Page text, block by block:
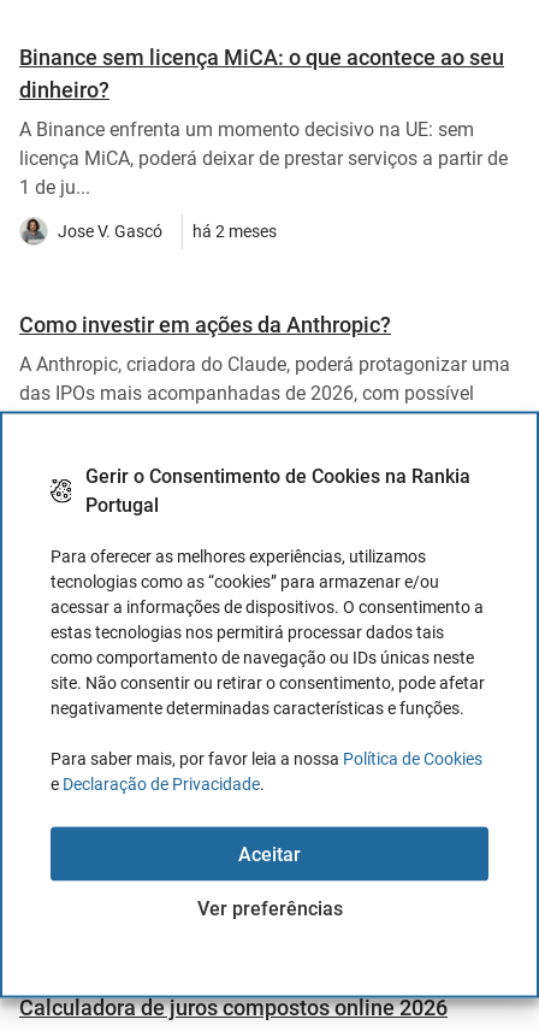
Gerir o Consentimento de Cookies na Rankia
Portugal
Para oferecer as melhores experiências, utilizamos
tecnologias como as “cookies” para armazenar e/ou
acessar a informações de dispositivos. O consentimento a
estas tecnologias nos permitirá processar dados tais
como comportamento de navegação ou IDs únicas neste
site. Não consentir ou retirar o consentimento, pode afetar
negativamente determinadas características e funções.
Para saber mais, por favor leia a nossa Política de Cookies
e Declaração de Privacidade.
Aceitar
Ver preferências
Binance sem licença MiCA: o que acontece ao seu
dinheiro?
A Binance enfrenta um momento decisivo na UE: sem
licença MiCA, poderá deixar de prestar serviços a partir de
1 de ju...
Jose V. Gascó há 2 meses
Como investir em ações da Anthropic?
A Anthropic, criadora do Claude, poderá protagonizar uma
das IPOs mais acompanhadas de 2026, com possível
entrada em ...
Jose V. Gascó há 2 meses
IPO da SpaceX em 2026: como comprar ações?
A SpaceX prepara uma IPO que poderá ser uma das
maiores de sempre, com estreia em bolsa prevista para
junho de 2026 e...
Jose V. Gascó há 2 meses
Ver todos os Artigos
Artigos mais lidos
Calculadora de juros compostos online 2026